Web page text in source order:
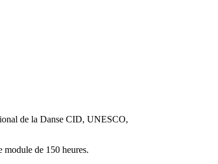
de la Danse CID, UNESCO,
module de 150 heures.